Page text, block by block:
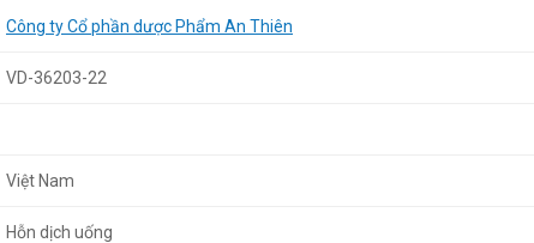
Công ty Cổ phần dược Phẩm An Thiên
VD-36203-22
Việt Nam
Hỗn dịch uống